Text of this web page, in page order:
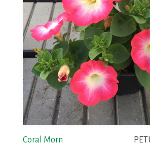
Coral Morn